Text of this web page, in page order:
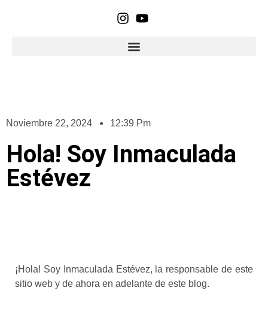
Noviembre 22, 2024 12:39 Pm
Hola! Soy Inmaculada
Estévez
¡Hola! Soy Inmaculada Estévez, la responsable de este
sitio web y de ahora en adelante de este blog.